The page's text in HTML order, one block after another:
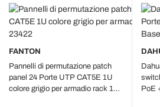
FANTON
Pannelli di permutazione patch
panel 24 Porte UTP CAT5E 1U
colore grigio per armadio rack 19"
PoE